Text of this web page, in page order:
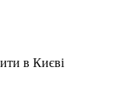
в Києві